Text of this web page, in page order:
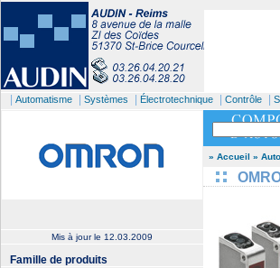
Automatisme Systèmes Électrotechnique Contrôle
Mis à jour le 12.03.2009
Famille de produits
» Accueil »